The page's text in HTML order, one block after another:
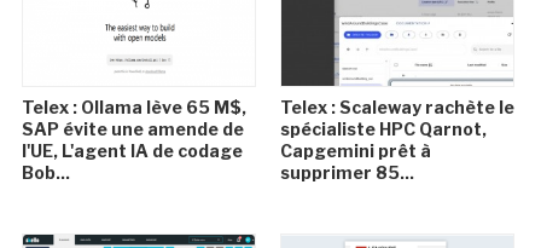
Telex : Ollama lève 65 M$,
SAP évite une amende de
l'UE, L'agent IA de codage
Bob...
Telex : Scaleway rachète le
spécialiste HPC Qarnot,
Capgemini prêt à
supprimer 85...